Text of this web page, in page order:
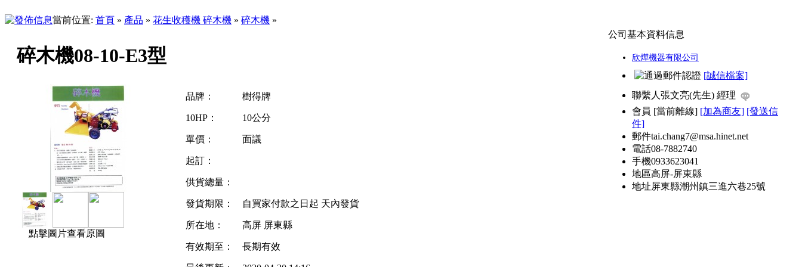
當前位置: 首頁 » 產品 » 花生收穫機 碎木機 » 碎木機 »
碎木機08-10-E3型
點擊圖片查看原圖
品牌： 樹得牌
10HP： 10公分
單價： 面議
起訂：
供貨總量：
發貨期限： 自買家付款之日起 天內發貨
所在地： 高屏 屏東縣
有效期至： 長期有效
公司基本資料信息
欣燁機器有限公司
[誠信檔案]
聯繫人 張文亮(先生) 經理
會員 [當前離線] [加為商友] [發送信
件]
郵件tai.chang7@msa.hinet.net
電話08-7882740
手機0933623041
地區高屏-屏東縣
地址屏東縣潮州鎮三進六巷25號